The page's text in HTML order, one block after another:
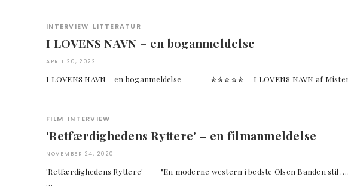
INTERVIEW LITTERATUR
I LOVENS NAVN – en boganmeldelse
APRIL 20, 2022
I LOVENS NAVN – en boganmeldelse ✮✮✮✮✮ I LOVENS NAVN af
FILM INTERVIEW
'Retfærdighedens Ryttere' – en filmanmeldelse
NOVEMBER 24, 2020
'Retfærdighedens Ryttere' "En moderne western i bedste Olsen Banden stil
…